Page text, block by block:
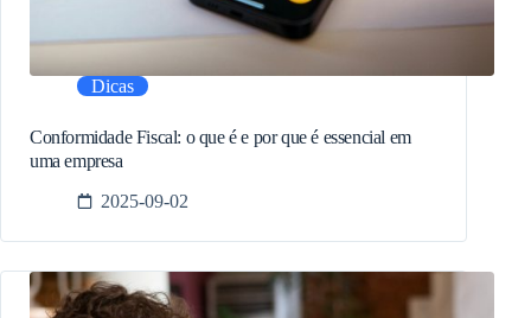
Dicas
Conformidade Fiscal: o que é e por que é essencial em
uma empresa
2025-09-02